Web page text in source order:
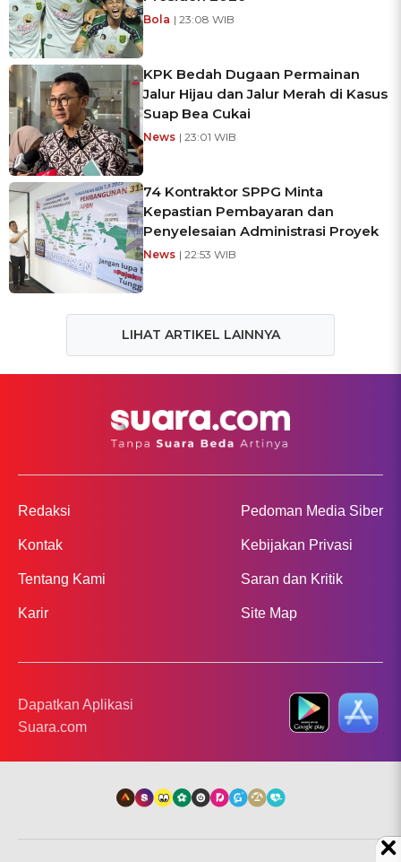
Bola | 23:08 WIB
KPK Bedah Dugaan Permainan
Jalur Hijau dan Jalur Merah di Kasus
Suap Bea Cukai
News | 23:01 WIB
74 Kontraktor SPPG Minta
Kepastian Pembayaran dan
Penyelesaian Administrasi Proyek
News | 22:53 WIB
LIHAT ARTIKEL LAINNYA
Redaksi
Kontak
Tentang Kami
Karir
Pedoman Media Siber
Kebijakan Privasi
Saran dan Kritik
Site Map
Dapatkan Aplikasi
Suara.com